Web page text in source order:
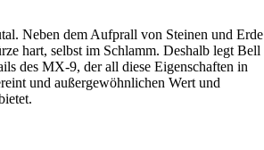
Neben dem Aufprall von Steinen und Erde
hart, selbst im Schlamm. Deshalb legt Bell
des MX-9, der all diese Eigenschaften in
und außergewöhnlichen Wert und